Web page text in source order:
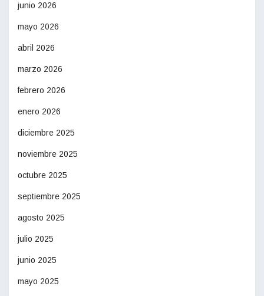
junio 2026
mayo 2026
abril 2026
marzo 2026
febrero 2026
enero 2026
diciembre 2025
noviembre 2025
octubre 2025
septiembre 2025
agosto 2025
julio 2025
junio 2025
mayo 2025